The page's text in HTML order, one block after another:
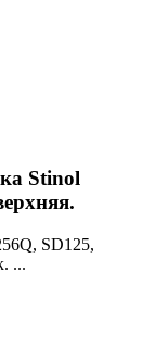
Stinol
SD125,
...